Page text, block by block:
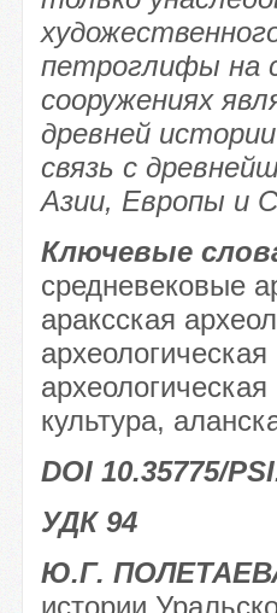
петроглифы на
сооружениях
древней
связь с
Азии, Европы и
Ключевые
средневековые
араксская
культура,
DOI 10.35775/
УДК 94
Ю.Г.